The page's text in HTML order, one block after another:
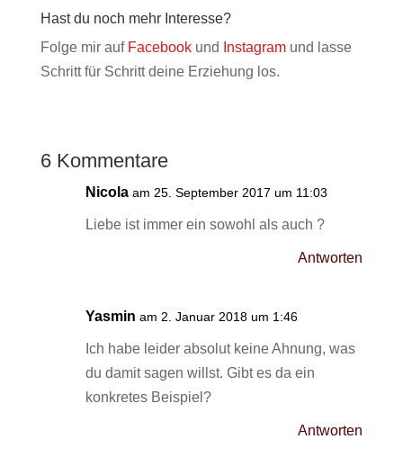
Hast du noch mehr Interesse?
Folge mir auf Facebookund Instagramund lasse
Schritt für Schritt deine Erziehung los.
6 Kommentare
Nicola am 25. September 2017 um 11:03
Liebe ist immer ein sowohl als auch ?
Antworten
Yasmin am 2. Januar 2018 um 1:46
Ich habe leider absolut keine Ahnung, was
du damit sagen willst. Gibt es da ein
konkretes Beispiel?
Antworten